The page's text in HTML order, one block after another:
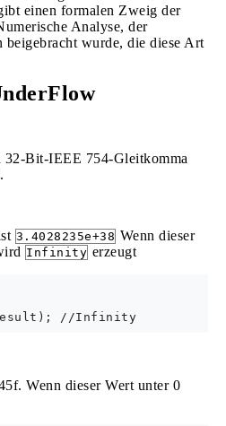
einen formalen Zweig der
Analyse, der
beigebracht wurde, die diese Art
Bit-IEEE 754-Gleitkomma
3.4028235e+38 Wenn dieser
Infinity erzeugt
f*2;
Wenn dieser Wert unter 0